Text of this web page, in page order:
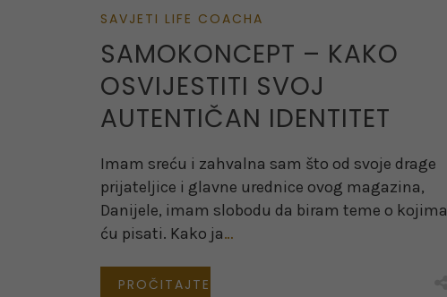
SAVJETI LIFE COACHA
SAMOKONCEPT – KAKO
OSVIJESTITI SVOJ
AUTENTIČAN IDENTITET
Imam sreću i zahvalna sam što od svoje drage
prijateljice i glavne urednice ovog magazina,
Danijele, imam slobodu da biram teme o kojima
ću pisati. Kako ja…
PROČITAJTE